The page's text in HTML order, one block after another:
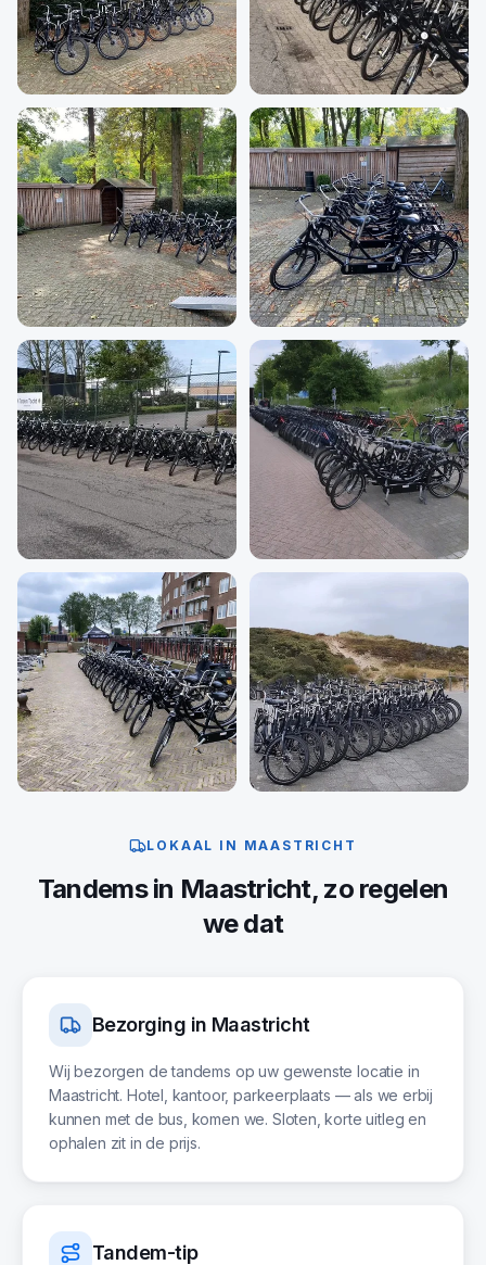
LOKAAL IN MAASTRICHT
Tandemsin Maastricht, zo regelen
we dat
Bezorging in Maastricht
Wij bezorgen de tandems op uw gewenste locatie in
Maastricht. Hotel, kantoor, parkeerplaats — als we erbij
kunnen met de bus, komen we. Sloten, korte uitleg en
ophalen zit in de prijs.
Tandem-tip